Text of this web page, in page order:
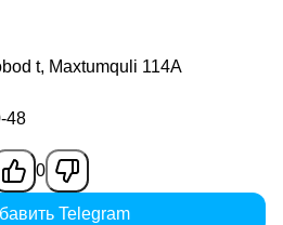
t, Maxtumquli 114А
48
0
Telegram